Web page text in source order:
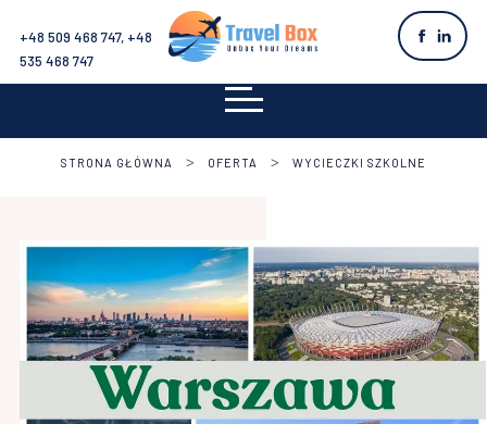
+48 509 468 747, +48
535 468 747
STRONA GŁÓWNA > OFERTA > WYCIECZKI SZKOLNE